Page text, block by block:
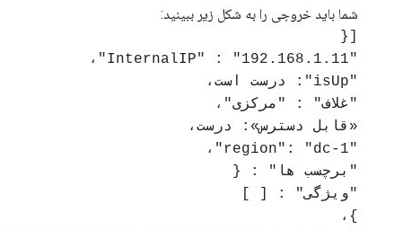
شما باید خروجی را به شکل زیر ببینید:
[{
"InternalIP" : "192.168.1.11"،
"isUp": درست است،
"غلاف" : "مرکزی"،
«قابل دسترس»: درست،
"region": "dc-1"،
"برچسب ها" : {
"ویژگی" : [ ]
}،